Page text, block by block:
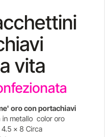
vita
oro con portachiavi
in metallo color oro
x 8 Circa